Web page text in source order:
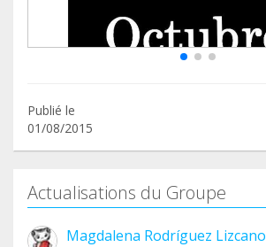
Publié le
01/08/2015
Actualisations du Groupe
Magdalena Rodríguez Lizcano